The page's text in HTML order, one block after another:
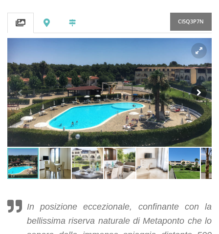
CI5Q3P7N
In posizione eccezionale, confinante con la
bellissima riserva naturale di Metaponto che lo